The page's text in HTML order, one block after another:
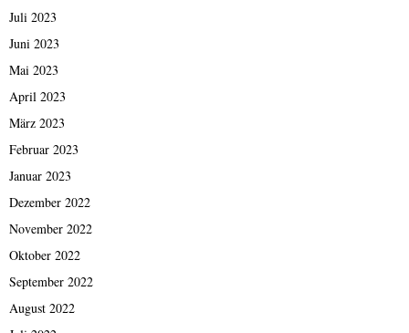
Juli 2023
Juni 2023
Mai 2023
April 2023
März 2023
Februar 2023
Januar 2023
Dezember 2022
November 2022
Oktober 2022
September 2022
August 2022